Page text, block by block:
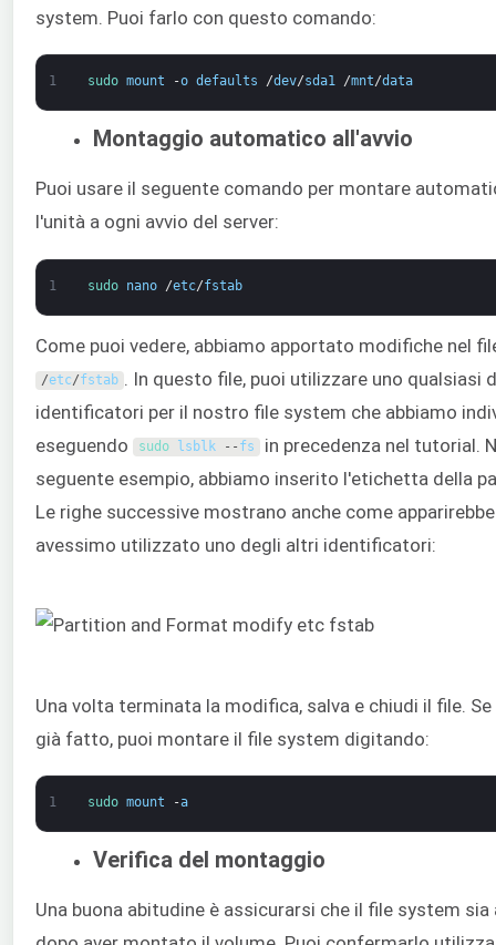
system. Puoi farlo con questo comando:
1 sudo mount -o defaults /dev/sda1 /mnt/data
Montaggio automatico all'avvio
Puoi usare il seguente comando per montare
l'unità a ogni avvio del server:
1 sudo nano /etc/fstab
Come puoi vedere, abbiamo apportato modifiche nel
/etc/fstab . In questo file, puoi utilizzare uno qualsiasi
identificatori per il nostro file system che abbiamo
eseguendo
sudo lsblk -- fs in precedenza nel tutorial.
seguente esempio, abbiamo inserito l'etichetta della
Le righe successive mostrano anche come
avessimo utilizzato uno degli altri identificatori:
Una volta terminata la modifica, salva e chiudi il file. Se
già fatto, puoi montare il file system digitando:
1 sudo mount -a
Verifica del montaggio
Una buona abitudine è assicurarsi che il file system sia